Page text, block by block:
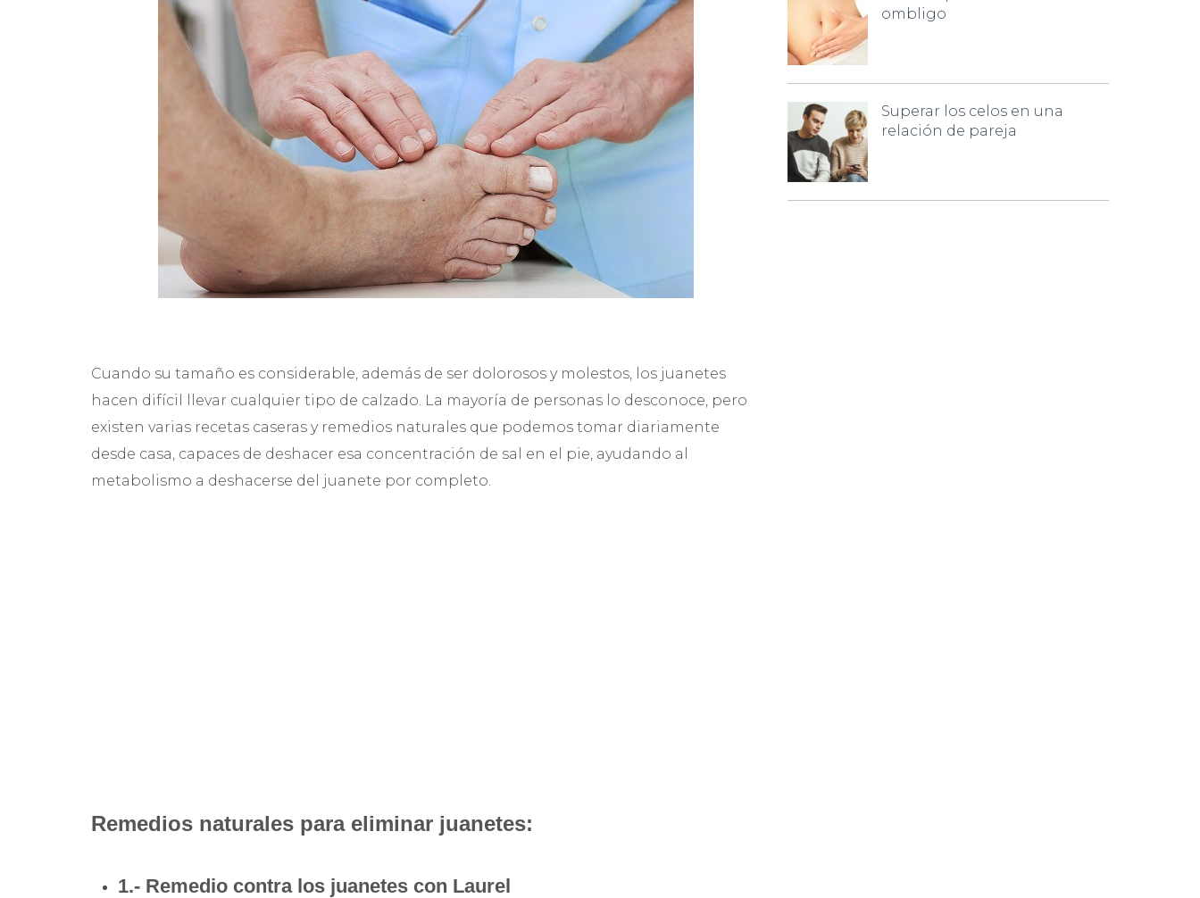
Cuando su tamaño es considerable, además de ser dolorosos y molestos, los juanetes
hacen difícil llevar cualquier tipo de calzado. La mayoría de personas lo desconoce, pero
existen varias recetas caseras y remedios naturales que podemos tomar diariamente
desde casa, capaces de deshacer esa concentración de sal en el pie, ayudando al
metabolismo a deshacerse del juanete por completo.
Remedios naturales para eliminar juanetes:
1.- Remedio contra los juanetes con Laurel
ombligo
Superar los celos en una
relación de pareja